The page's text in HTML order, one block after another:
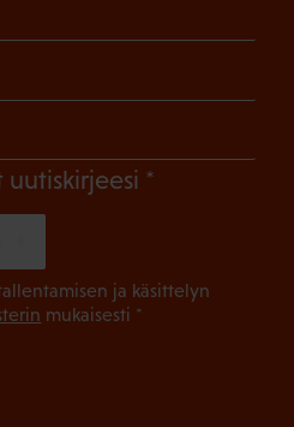
uutiskirjeesi (Pakollinen)
ja käsittelyn
mukaisesti *